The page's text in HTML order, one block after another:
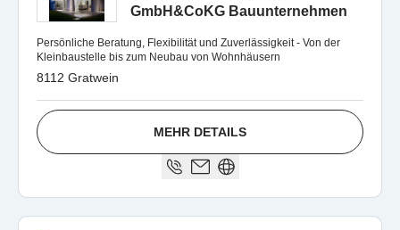
GmbH&CoKG Bauunternehmen
Persönliche Beratung, Flexibilität und Zuverlässigkeit - Von der
Kleinbaustelle bis zum Neubau von Wohnhäusern
8112 Gratwein
MEHR DETAILS